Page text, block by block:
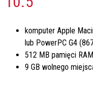
komputer Apple
lub PowerPC G4
512 MB pamięci
9 GB wolnego